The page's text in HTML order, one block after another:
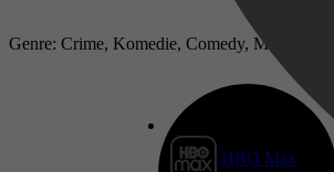
HBO Max
Genre: Crime, Komedie, Comedy, Misdaad